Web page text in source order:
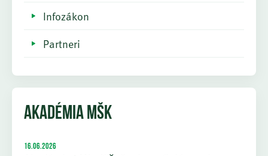
Infozákon
Partneri
AKADÉMIA MŠK
16.06.2026